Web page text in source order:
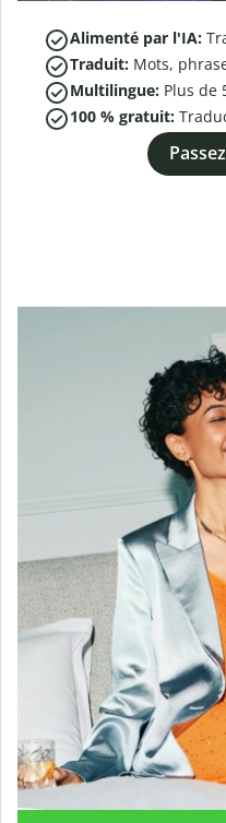
Alimenté par l'IA:
Traduit: Mots,
Multilingue: Plus de
100 % gratuit: